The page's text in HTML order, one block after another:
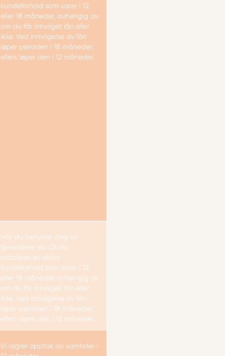
kundeforhold som varer i 12
eller 18 måneder, avhengig av
om du får innvilget lån eller
ikke. Ved innvilgelse av lån
løper perioden i 18 måneder;
ellers løper den i 12 måneder.
Når du benytter deg av
tjenestene via Okida,
etableres et aktivt
kundeforhold som varer i 12
eller 18 måneder, avhengig av
om du får innvilget lån eller
ikke. Ved innvilgelse av lån
løper perioden i 18 måneder;
ellers løper den i 12 måneder.
Vi lagrer opptak av samtaler i